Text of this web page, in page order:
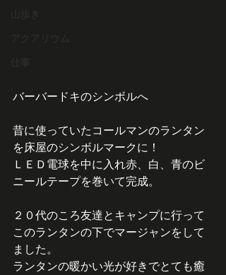
山歩き
アクアリウム
仕事
バーバードキのシンボルへ
昔に使っていたコールマンのランタン
を床屋のシンボルマークに！
ＬＥＤ電球を中に入れ赤、白、青のビ
ニールテープを巻いて完成。
２０代のころ友達とキャンプに行って
このランタンの下でマージャンをして
ました。
ランタンの暖かい光が好きでとても癒